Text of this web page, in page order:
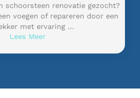
schoorsteen renovatie gezocht?
voegen of repareren door een
met ervaring …
Lees Meer